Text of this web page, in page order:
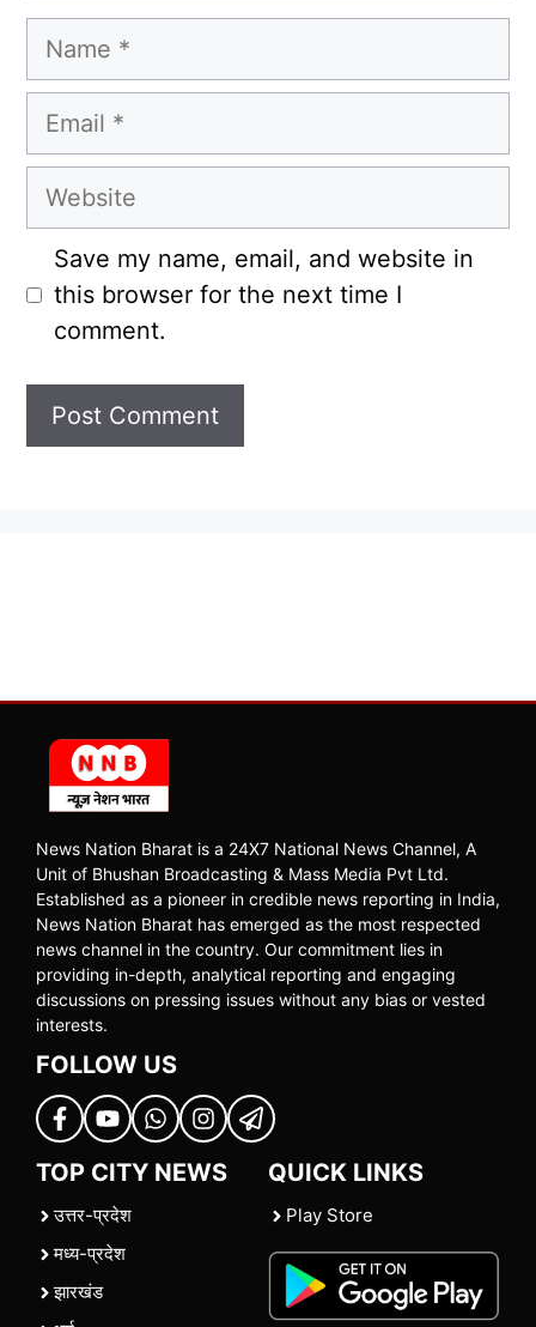
Name
Email
Website
Save my name, email, and website in
this browser for the next time I
comment.
News Nation Bharat is a 24X7 National News Channel, A
Unit of Bhushan Broadcasting & Mass Media Pvt Ltd.
Established as a pioneer in credible news reporting in India,
News Nation Bharat has emerged as the most respected
news channel in the country. Our commitment lies in
providing in-depth, analytical reporting and engaging
discussions on pressing issues without any bias or vested
interests.
FOLLOW US
TOP CITY NEWS
उत्तर-प्रदेश
मध्य-प्रदेश
झारखंड
QUICK LINKS
Play Store